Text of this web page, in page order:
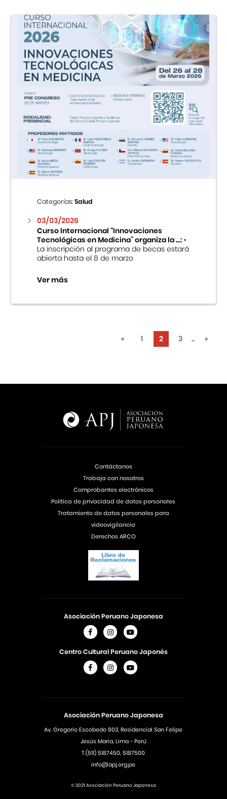
Categorías:Salud
03/03/2026
Curso Internacional “Innovaciones
Tecnológicas en Medicina” organiza la ...:•
La inscripción al programa de becas estará
abierta hasta el 8 de marzo
Ver más
« 1 2 3 ... »
Asociación Peruano Japonesa
Av. Gregorio Escobedo 803, Residencial San Felipe
Jesús Maria, Lima - Perú
T.(511) 5187450, 5187500
info@apj.org.pe
Asociación Peruano Japonesa
Centro Cultural Peruano Japonés
Contáctanos
Trabaja con nosotros
Comprobantes electrónicos
Política de privacidad de datos personales
Tratamiento de datos personales para
videovigilancia
Derechos ARCO
© 2021 Asociación Peruano Japonesa